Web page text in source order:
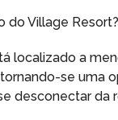
do Village Resort?
localizado a
se uma
desconectar da